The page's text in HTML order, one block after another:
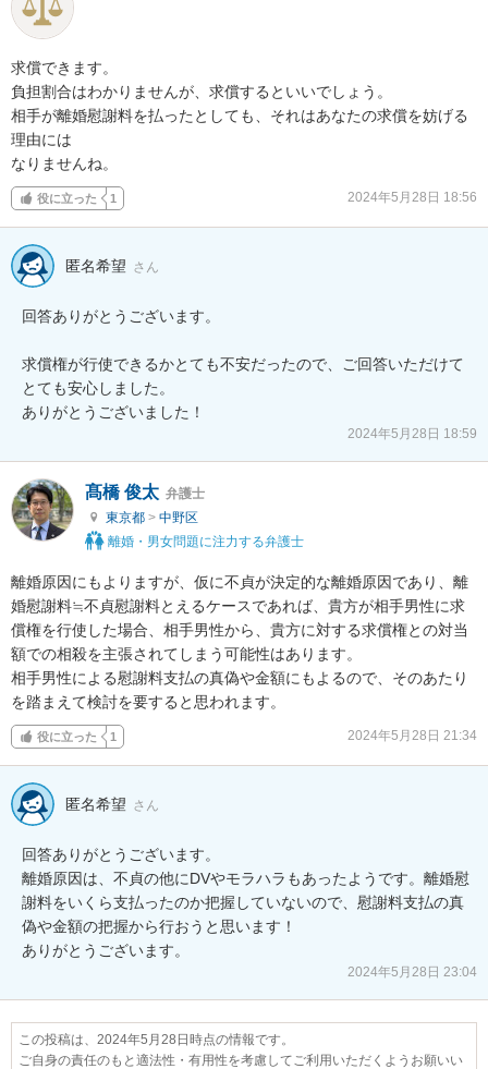
求償できます。
負担割合はわかりませんが、求償するといいでしょう。
相手が離婚慰謝料を払ったとしても、それはあなたの求償を妨げる
理由には
なりませんね。
役に立った 1 2024年5月28日 18:56
匿名希望 さん
回答ありがとうございます。
求償権が行使できるかとても不安だったので、ご回答いただけて
とても安心しました。
ありがとうございました！
2024年5月28日 18:59
髙橋 俊太 弁護士
東京都 > 中野区
離婚・男女問題に注力する弁護士
離婚原因にもよりますが、仮に不貞が決定的な離婚原因であり、離
婚慰謝料≒不貞慰謝料とえるケースであれば、貴方が相手男性に求
償権を行使した場合、相手男性から、貴方に対する求償権との対当
額での相殺を主張されてしまう可能性はあります。
相手男性による慰謝料支払の真偽や金額にもよるので、そのあたり
を踏まえて検討を要すると思われます。
役に立った 1 2024年5月28日 21:34
匿名希望 さん
回答ありがとうございます。
離婚原因は、不貞の他にDVやモラハラもあったようです。離婚慰
謝料をいくら支払ったのか把握していないので、慰謝料支払の真
偽や金額の把握から行おうと思います！
ありがとうございます。
2024年5月28日 23:04
この投稿は、2024年5月28日時点の情報です。
ご自身の責任のもと適法性・有用性を考慮してご利用いただくようお願いい